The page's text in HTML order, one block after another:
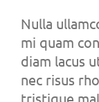
Nulla
mi quam
diam lacus
nec risus
tristique